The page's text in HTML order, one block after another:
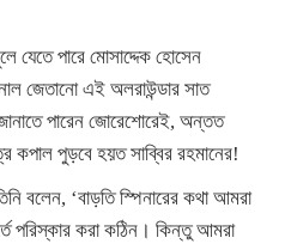
যেতে পারে মোসাদ্দেক হোসেন
জেতানো এই অলরাউন্ডার সাত
পারেন জোরেশোরেই, অন্তত
কপাল পুড়বে হয়ত সাব্বির রহমানের!
বলেন, ‘বাড়তি স্পিনারের কথা আমরা
পরিস্কার করা কঠিন। কিন্তু আমরা